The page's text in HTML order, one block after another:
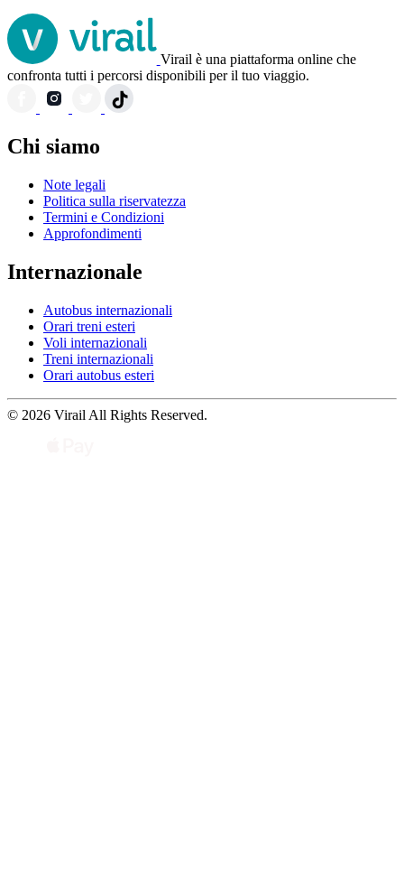
Virail è una piattaforma online che
confronta tutti i percorsi disponibili per il tuo viaggio.
Chi siamo
Note legali
Politica sulla riservatezza
Termini e Condizioni
Approfondimenti
Internazionale
Autobus internazionali
Orari treni esteri
Voli internazionali
Treni internazionali
Orari autobus esteri
© 2026 Virail All Rights Reserved.